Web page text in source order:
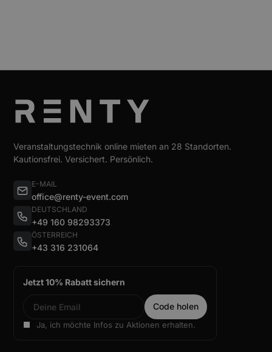
Veranstaltungstechnik online mieten an 28 Standorten.
Kautionsfrei. Versichert. Persönlich.
E-MAIL
office@renty-event.com
DEUTSCHLAND
+49 160 98293373
ÖSTERREICH
+43 316 231064
Jetzt 10% Rabatt sichern
Ja, ich möchte Infos zu Aktionen erhalten.